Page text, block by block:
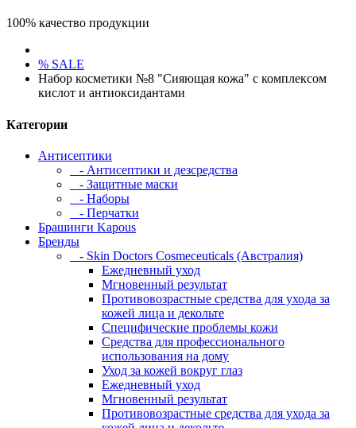
100% качество продукции
% SALE
Набор косметики №8 "Сияющая кожа" с комплексом
кислот и антиоксидантами
Категории
Антисептики
- Антисептики и дезсредства
- Защитные маски
- Наборы
- Перчатки
Брашинги Kapous
Бренды
- Skin Doctors Cosmeceuticals (Австралия)
Ежедневный уход
Мгновенный результат
Противовозрастные средства для ухода за
кожей лица и декольте
Специфические проблемы кожи
Средства для профессионального
использования на дому
Уход за кожей вокруг глаз
Ежедневный уход
Мгновенный результат
Противовозрастные средства для ухода за